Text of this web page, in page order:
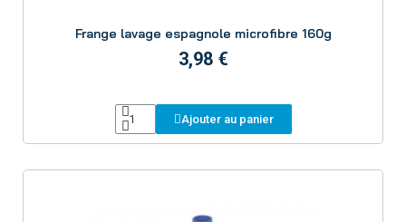
Frange lavage espagnole microfibre 160g
3,98 €
Ajouter au panier